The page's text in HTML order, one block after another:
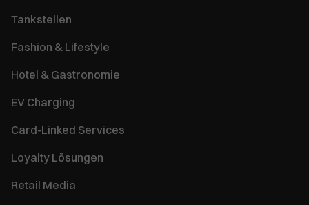
Tankstellen
Fashion & Lifestyle
Hotel & Gastronomie
EV Charging
Card-Linked Services
Loyalty Lösungen
Retail Media